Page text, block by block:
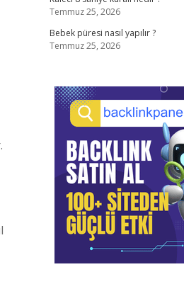
Temmuz 25, 2026
Bebek püresi nasıl yapılır ?
Temmuz 25, 2026